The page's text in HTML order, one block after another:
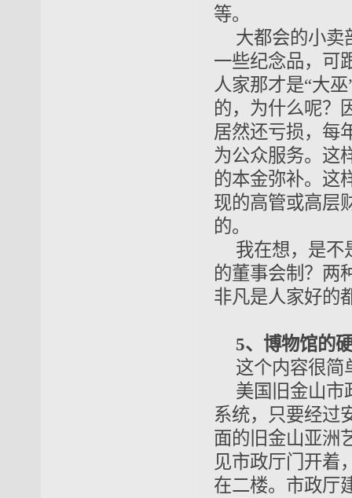
等。
大都会的小卖
一些纪念品，可
人家那才是“大
的，为什么呢？
居然还亏损，每
为公众服务。这
的本金弥补。这
现的高管或高层
的。
我在想，是不
的董事会制？两
非凡是人家好的
5、博物馆的
这个内容很简
美国旧金山市
系统，只要经过
面的旧金山亚洲
见市政厅门开着
在二楼。市政厅